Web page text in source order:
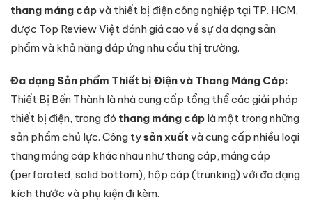
thang máng cápvà thiết bị điện công nghiệp tại TP. HCM,
được Top Review Việt đánh giá cao về sự đa dạng sản
phẩm và khả năng đáp ứng nhu cầu thị trường.
Đa dạng Sản phẩm Thiết bị Điện và Thang Máng Cáp:
Thiết Bị Bến Thành là nhà cung cấp tổng thể các giải pháp
thiết bị điện, trong đó thang máng cáp là một trong những
sản phẩm chủ lực. Công tysản xuất và cung cấp nhiều loại
thang máng cáp khác nhau như thang cáp, máng cáp
(perforated, solid bottom), hộp cáp (trunking) với đa dạng
kích thước và phụ kiện đi kèm.